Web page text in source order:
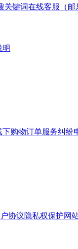
关键词在线客服（邮
明
下购物订单服务纠纷
协议隐私权保护网